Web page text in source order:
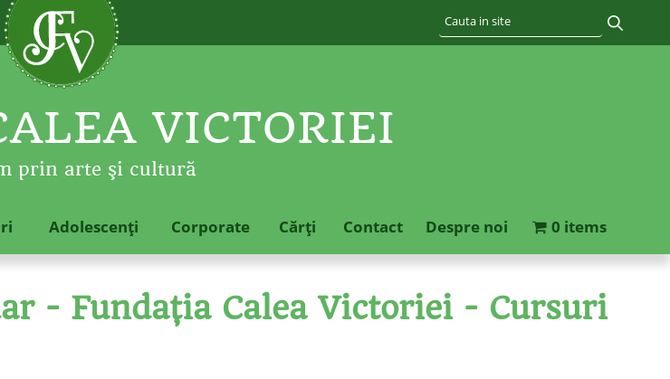
VICTORIEI
prin arte şi cultură
Adolescenţi Corporate Cărţi Contact Despre noi 0 items
- Fundaţia Calea Victoriei - Cursuri